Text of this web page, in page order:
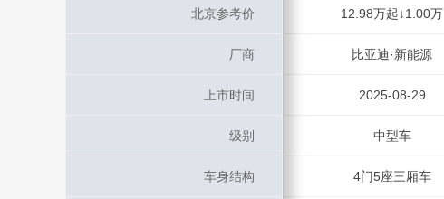
北京参考价 12.98万起↓1.00万
厂商 比亚迪·新能源
上市时间 2025-08-29
级别 中型车
车身结构 4门5座三厢车
北京参考价
厂商
上市时间
级别
车身结构